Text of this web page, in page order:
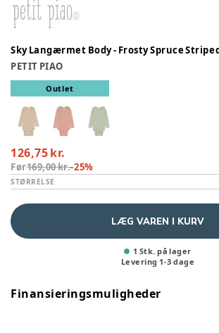
Sky Langærmet Body - Frosty Spruce
PETIT PIAO
Outlet
126,75 kr.
Før169,00 kr.-25%
STØRRELSE
LÆG VAREN I KURV
1 Stk. på lager
Levering 1-3 dage
Finansieringsmuligheder